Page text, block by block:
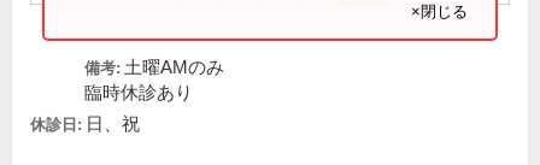
×閉じる
備考: 土曜AMのみ
臨時休診あり
休診日: 日、祝